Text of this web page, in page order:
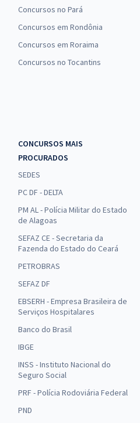
Concursos no Pará
Concursos em Rondônia
Concursos em Roraima
Concursos no Tocantins
CONCURSOS MAIS
PROCURADOS
SEDES
PC DF - DELTA
PM AL - Polícia Militar do Estado
de Alagoas
SEFAZ CE - Secretaria da
Fazenda do Estado do Ceará
PETROBRAS
SEFAZ DF
EBSERH - Empresa Brasileira de
Serviços Hospitalares
Banco do Brasil
IBGE
INSS - Instituto Nacional do
Seguro Social
PRF - Polícia Rodoviária Federal
PND